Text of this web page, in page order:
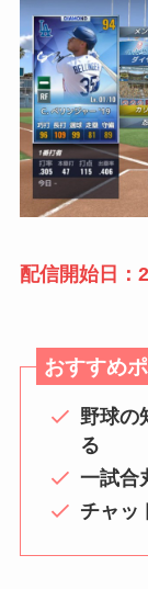
配信開始日：
おすすめ
野球の
る
一試合
チャッ